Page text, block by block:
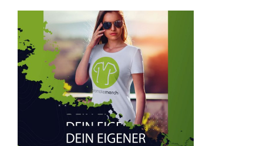
Kollektionen